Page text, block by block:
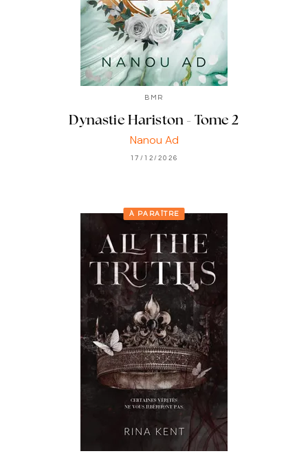
BMR
Dynastie Hariston - Tome 2
Nanou Ad
17/12/2026
À PARAÎTRE